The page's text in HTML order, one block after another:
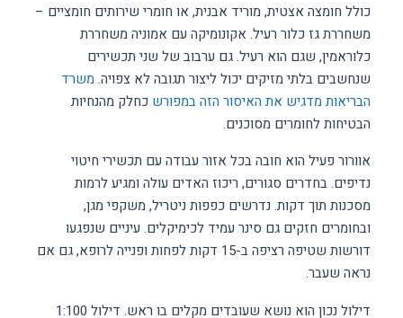
כולל חומצה אצטית, מוריד אבנית, או חומרי שירותים חומציים –
משחררת גז כלור רעיל. אקונומיקה עם אמוניה משחררת
כלוראמין, שגם הוא רעיל. גם ערבוב של שני תכשירים
שנחשבים בלתי מזיקים יכול ליצור תגובה לא צפויה. משרד
הבריאות מדגיש את האיסור הזה במפורש כחלק מהנחיות
הבטיחות לחומרים מסוכנים.
אוורור פעיל הוא חובה בכל אזור עבודה עם תכשירי חיטוי
נדיפים. בחדרים סגורים, ריכוז האדים עולה ומגיע לרמות
מסכנות תוך דקות. נדרשים כפפות ניטריל, משקפי מגן,
ובחומרים חזקים גם סינר עמיד לכימיקלים. עיניים שנפגעו
דורשות שטיפה רציפה ב-15 דקות לפחות ופנייה לרופא, גם אם
נראה שעבר.
דילול נכון הוא נושא שעובדים מקלים בו ראש. דילול 1:100